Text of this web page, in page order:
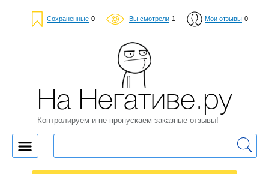
Сохраненные 0 Вы смотрели 1 Мои отзывы 0
На Негативе.ру
Контролируем и не пропускаем заказные отзывы!